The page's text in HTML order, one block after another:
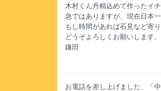
木村くん丹精込めて作ったイ
急ではありますが、現在日本
もし時間があれば石見など寄
どうぞよろしくお願いします。
鎌田
お電話を差し上げました、「